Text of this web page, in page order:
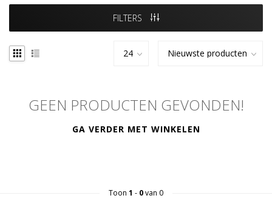
FILTERS
GEEN PRODUCTEN GEVONDEN!
GA VERDER MET WINKELEN
Toon 1 - 0van 0